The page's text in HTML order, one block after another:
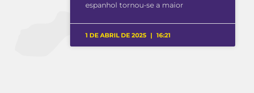
espanhol tornou-se a maior
1 DE ABRIL DE 2025 16:21